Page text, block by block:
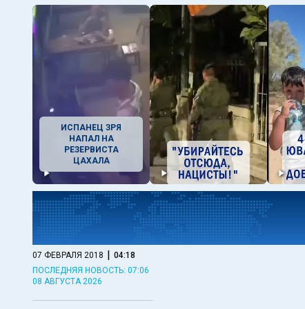
ИСПАНЕЦ ЗРЯ
НАПАЛ НА
РЕЗЕРВИСТА
ЦАХАЛА
07 ФЕВРАЛЯ 2018 | 04:18
ПОСЛЕДНЯЯ НОВОСТЬ: 07:06
08 АВГУСТА 2026